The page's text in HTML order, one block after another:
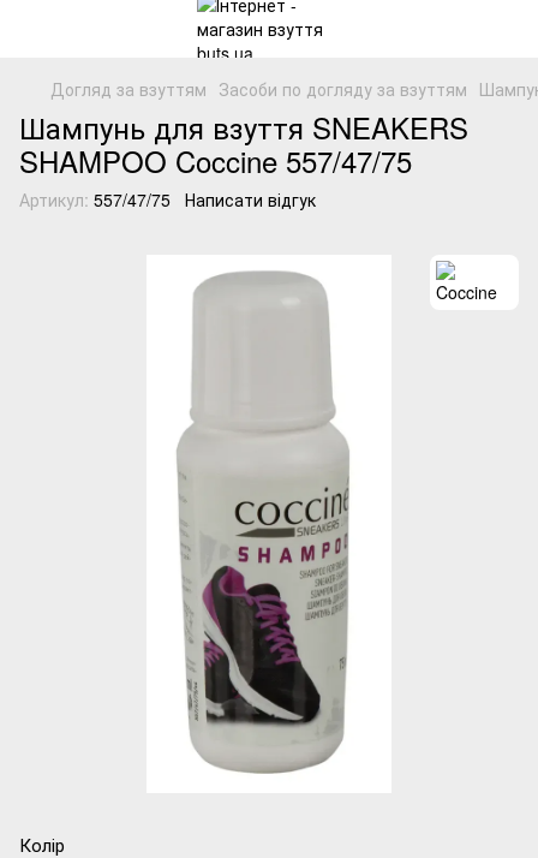
Догляд за взуттям Засоби по догляду за взуттям
Шампунь для взуття SNEAKERS
SHAMPOO Coccine 557/47/75
Артикул: 557/47/75 Написати відгук
Колір